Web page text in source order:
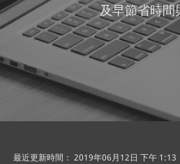
及早節省時間
最近更新時間： 2019年06月12日 下午 1:13